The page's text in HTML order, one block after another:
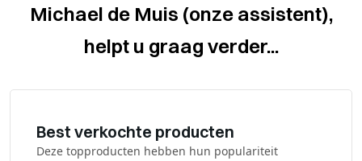
Michael de Muis (onze assistent),
helpt u graag verder...
Best verkochte producten
Deze topproducten hebben hun populariteit